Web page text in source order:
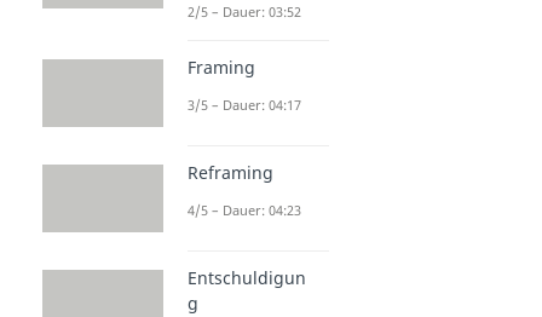
2/5 – Dauer: 03:52
Framing
3/5 – Dauer: 04:17
Reframing
4/5 – Dauer: 04:23
Entschuldigun
g